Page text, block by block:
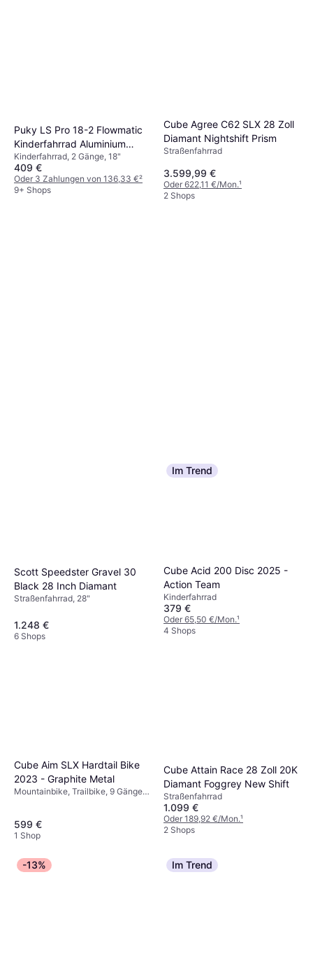
Puky LS Pro 18-2 Flowmatic
Kinderfahrrad Aluminium
Anthrazit
Kinderfahrrad, 2 Gänge, 18"
409 €
Oder 3 Zahlungen von 136,33 €²
9+ Shops
Cube Agree C62 SLX 28 Zoll
Diamant Nightshift Prism
Straßenfahrrad
3.599,99 €
Oder 622,11 €/Mon.¹
2 Shops
Scott Speedster Gravel 30
Black 28 Inch Diamant
Straßenfahrrad, 28"
1.248 €
6 Shops
Im Trend
Cube Acid 200 Disc 2025 -
Action Team
Kinderfahrrad
379 €
Oder 65,50 €/Mon.¹
4 Shops
Cube Aim SLX Hardtail Bike
2023 - Graphite Metal
Mountainbike, Trailbike, 9 Gänge,
599 €
1 Shop
Cube Attain Race 28 Zoll 20K
Diamant Foggrey New Shift
Straßenfahrrad
1.099 €
Oder 189,92 €/Mon.¹
2 Shops
-13% Im Trend